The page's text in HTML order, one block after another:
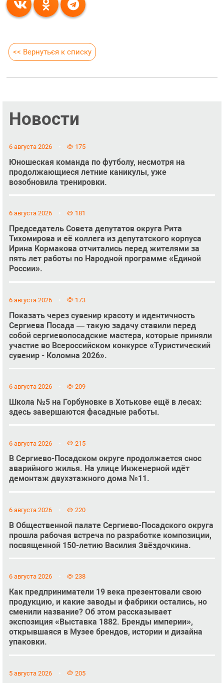
<< Вернуться к списку
Новости
6 августа 2026 175
Юношеская команда по футболу, несмотря на
продолжающиеся летние каникулы, уже
возобновила тренировки.
6 августа 2026 181
Председатель Совета депутатов округа Рита
Тихомирова и её коллега из депутатского корпуса
Ирина Кормакова отчитались перед жителями за
пять лет работы по Народной программе «Единой
России».
6 августа 2026 173
Показать через сувенир красоту и идентичность
Сергиева Посада — такую задачу ставили перед
собой сергиевопосадские мастера, которые приняли
участие во Всероссийском конкурсе «Туристический
сувенир - Коломна 2026».
6 августа 2026 209
Школа №5 на Горбуновке в Хотькове ещё в лесах:
здесь завершаются фасадные работы.
6 августа 2026 215
В Сергиево-Посадском округе продолжается снос
аварийного жилья. На улице Инженерной идёт
демонтаж двухэтажного дома №11.
6 августа 2026 220
В Общественной палате Сергиево-Посадского округа
прошла рабочая встреча по разработке композиции,
посвященной 150-летию Василия Звёздочкина.
6 августа 2026 238
Как предприниматели 19 века презентовали свою
продукцию, и какие заводы и фабрики остались, но
сменили название? Об этом рассказывает
экспозиция «Выставка 1882. Бренды империи»,
открывшаяся в Музее брендов, истории и дизайна
упаковки.
5 августа 2026 205